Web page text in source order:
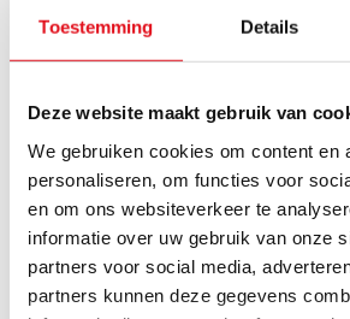
Toestemming Details
Deze website maakt gebruik van
We gebruiken cookies om content en
personaliseren, om functies voor
en om ons websiteverkeer te
informatie over uw gebruik van onze
partners voor social media,
partners kunnen deze gegevens
maken?
ik nodig?
Kan ik mijn Smart
aansluiten op de
Radiator-Outlet?
Hoe bereken in de benodigde